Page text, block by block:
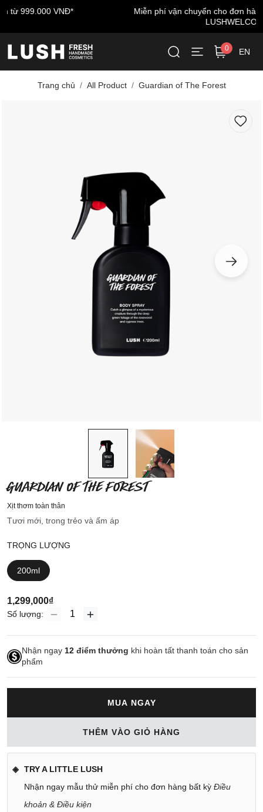
Miễn phí vận chuyển cho đơn hàng đầu tiên - nhập mã:
0 EN
Trang chủ All Product Guardian of The Forest
GUARDIAN OF THE FOREST
Xịt thơm toàn thân
Tươi mới, trong trẻo và ấm áp
TRỌNG LƯỢNG
200ml
1,299,000₫
Số lượng:
Nhận ngay 12 điểm thưởng khi hoàn tất thanh toán cho sản
phẩm
MUA NGAY
THÊM VÀO GIỎ HÀNG
TRY A LITTLE LUSH
Nhận ngay mẫu thử miễn phí cho đơn hàng bất kỳ Điều
khoản & Điều kiện